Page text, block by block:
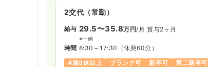
2交代（常勤）
給与 29.5〜35.8万円/月 賞与2ヶ月
※一例
時間 8:30～17:30 （休憩60分）
4週8休以上
ブランク可 新卒可
第二新卒可